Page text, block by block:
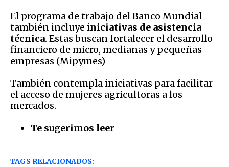
El programa de trabajo del Banco Mundial
también incluye iniciativas de asistencia
técnica. Estas buscan fortalecer el desarrollo
financiero de micro, medianas y pequeñas
empresas (Mipymes)
También contempla iniciativas para facilitar
el acceso de mujeres agricultoras a los
mercados.
Te sugerimos leer
TAGS RELACIONADOS: